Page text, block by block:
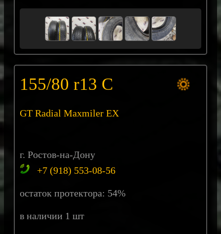
155/80 r13 С
GT Radial Maxmiler EX
г. Ростов-на-Дону
+7 (918) 553-08-56
остаток протектора: 54%
в наличии 1 шт